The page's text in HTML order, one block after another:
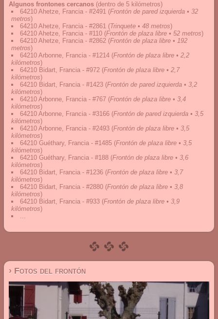
Algunos frontones cercanos (dentro de 5 kilómetros)
64210 Ahetze, Francia - #2491 (Frontón de pared izquierda • 32
metros)
64210 Ahetze, Francia - #2861 (Trinquete • 48 metros)
64210 Ahetze, Francia - #110 (Frontón de plaza libre • 52 metros)
64210 Ahetze, Francia - #2862 (Frontón de plaza libre • 192
metros)
64210 Arbonne, Francia - #1214 (Frontón de plaza libre • 2,2
kilómetros)
64210 Bidart, Francia - #972 (Frontón de plaza libre • 2,7
kilómetros)
64210 Bidart, Francia - #1423 (Frontón de pared izquierda • 3,2
kilómetros)
64210 Arbonne, Francia - #767 (Frontón de plaza libre • 3,4
kilómetros)
64210 Arbonne, Francia - #3166 (Frontón de pared izquierda • 3,5
kilómetros)
64210 Arbonne, Francia - #2493 (Frontón de plaza libre • 3,5
kilómetros)
64210 Guéthary, Francia - #1485 (Frontón de plaza libre • 3,5
kilómetros)
64210 Guéthary, Francia - #188 (Frontón de plaza libre • 3,6
kilómetros)
64210 Bidart, Francia - #1236 (Frontón de plaza libre • 3,7
kilómetros)
64210 Bidart, Francia - #2880 (Frontón de plaza libre • 3,8
kilómetros)
64210 Bidart, Francia - #933 (Frontón de plaza libre • 3,9
kilómetros)
...
› Fotos del frontón